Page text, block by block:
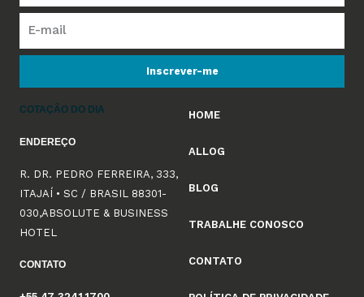
Inscrever-me
COTAÇÃO DO DIA
ENDEREÇO
R. DR. PEDRO FERREIRA, 333,
ITAJAÍ • SC / BRASIL 88301-
030,ABSOLUTE & BUSINESS
HOTEL
CONTATO
HOME
ALLOG
BLOG
TRABALHE CONOSCO
CONTATO